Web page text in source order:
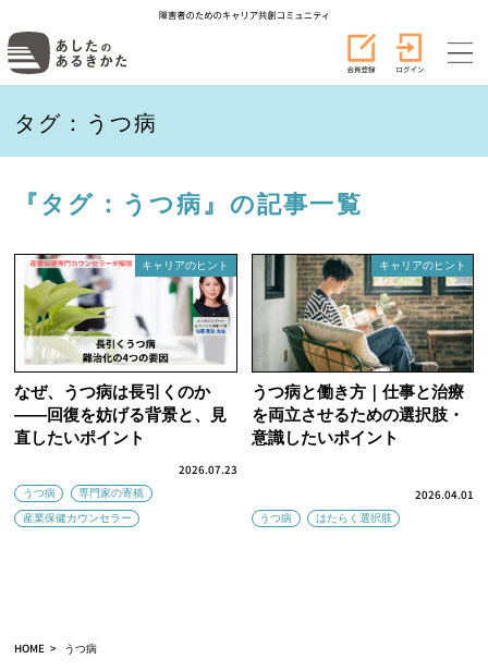
タグ：うつ病
『タグ：うつ病』の記事一覧
キャリアのヒント
なぜ、うつ病は長引くのか
――回復を妨げる背景と、見
直したいポイント
2026.07.23
うつ病
専門家の寄稿
産業保健カウンセラー
キャリアのヒント
うつ病と働き方｜仕事と治療
を両立させるための選択肢・
意識したいポイント
2026.04.01
うつ病
はたらく選択肢
HOME うつ病